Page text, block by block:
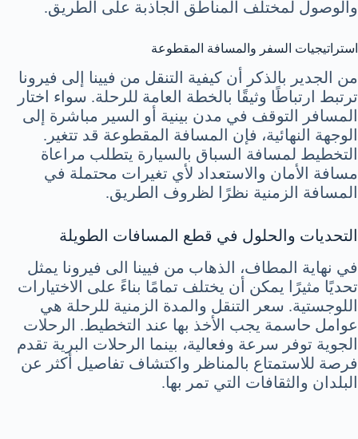
والوصول لمختلف المناطق الجاذبة على الطريق.
استراتيجيات السفر والمسافة المقطوعة
من الجدير بالذكر أن كيفية التنقل من فيينا إلى فيرونا
ترتبط ارتباطًا وثيقًا بالخطة العامة للرحلة. سواء اختار
المسافر التوقف في مدن بينية أو السير مباشرة إلى
الوجهة النهائية، فإن المسافة المقطوعة قد تتغير.
التخطيط لمسافة السباق بالسيارة يتطلب مراعاة
مسافة الأمان والاستعداد لأي تغيرات محتملة في
المسافة الزمنية نظرًا لظروف الطريق.
التحديات والحلول في قطع المسافات الطويلة
في نهاية المطاف، الذهاب من فيينا الى فيرونا يمثل
تحديًا مثيرًا يمكن أن يختلف تمامًا بناءً على الاختيارات
اللوجستية. سعر التنقل والمدة الزمنية للرحلة هي
عوامل حاسمة يجب الأخذ بها عند التخطيط. الرحلات
الجوية توفر سرعة وفعالية، بينما الرحلات البرية تقدم
فرصة للاستمتاع بالمناظر واكتشاف تفاصيل أكثر عن
البلدان والثقافات التي تمر بها.